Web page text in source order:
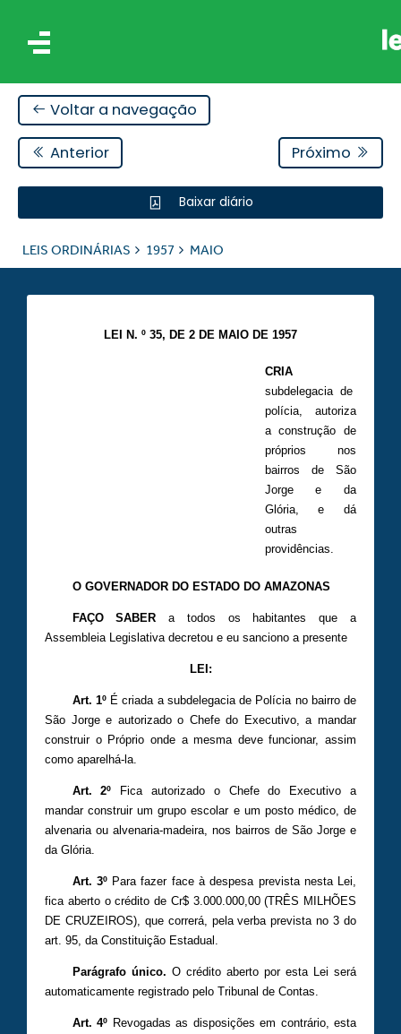
Voltar a navegação
Anterior Próximo
Baixar diário
LEIS ORDINÁRIAS 1957 MAIO
LEI N. º 35, DE 2 DE MAIO DE 1957
CRIA
subdelegacia de
polícia, autoriza
a construção de
próprios nos
bairros de São
Jorge e da
Glória, e dá
outras
providências.
O GOVERNADOR DO ESTADO DO AMAZONAS
FAÇO SABER a todos os habitantes que a
Assembleia Legislativa decretou e eu sanciono a presente
LEI:
Art. 1ºÉ criada a subdelegacia de Polícia no bairro de
São Jorge e autorizado o Chefe do Executivo, a mandar
construir o Próprio onde a mesma deve funcionar, assim
como aparelhá-la.
Art. 2º Fica autorizado o Chefe do Executivo a
mandar construir um grupo escolar e um posto médico, de
alvenaria ou alvenaria-madeira, nos bairros de São Jorge e
da Glória.
Art. 3ºPara fazer face à despesa prevista nesta Lei,
fica aberto o crédito de Cr$ 3.000.000,00 (TRÊS MILHÕES
DE CRUZEIROS), que correrá, pela verba prevista no 3 do
art. 95, da Constituição Estadual.
Parágrafo único. O crédito aberto por esta Lei será
automaticamente registrado pelo Tribunal de Contas.
Art. 4º Revogadas as disposições em contrário, esta